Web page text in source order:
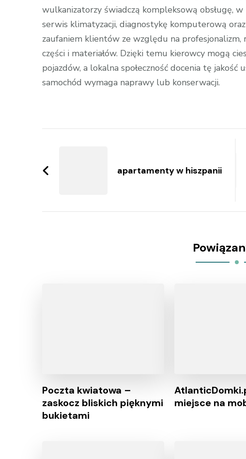
wulkanizatorzy świadczą kompleksową obsługę,
serwis klimatyzacji, diagnostykę komputerową
zaufaniem klientów ze względu na profesjonalizm,
części i materiałów. Dzięki temu kierowcy mogą
pojazdów, a lokalna społeczność docenia tę jakość
samochód wymaga naprawy lub konserwacji.
apartamenty w hiszpanii
Poczta kwiatowa –
zaskocz bliskich pięknymi
bukietami
miejsce na